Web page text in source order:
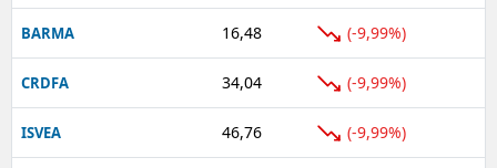
Siirt
Sinop
Sivas
Tekirdağ
BARMA 16,48 (-9,99%)
CRDFA 34,04 (-9,99%)
ISVEA 46,76 (-9,99%)